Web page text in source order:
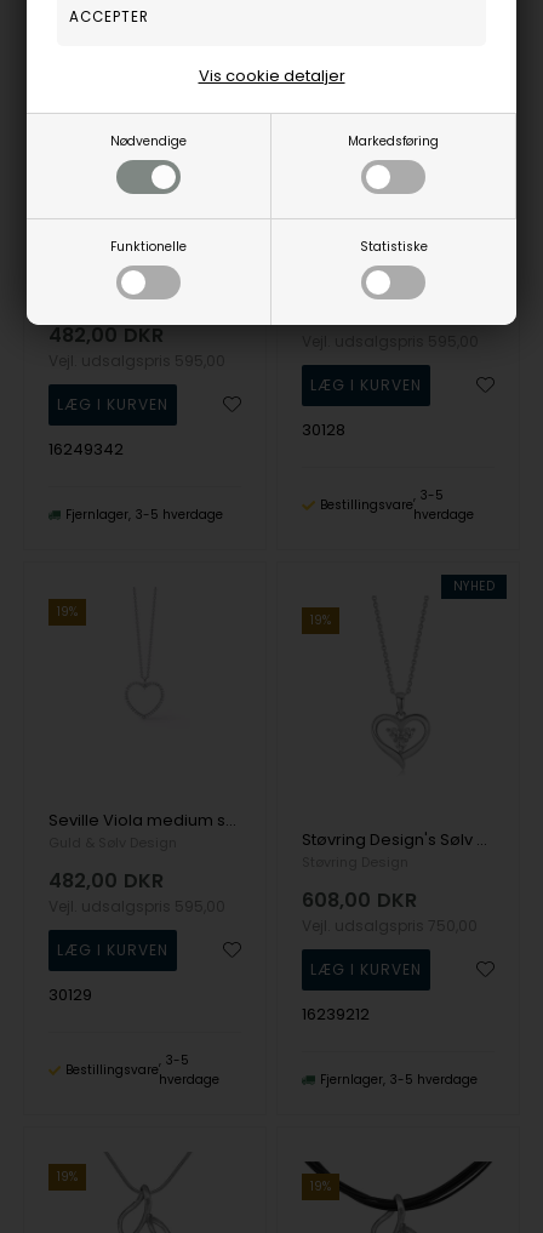
Nødvendige Markedsføring
Funktionelle Statistiske
Vis cookie detaljer
Støvring Design
482,00 DKR
16249342
Fjernlager 3-5 hverdage
Guld & Sølv Design
30128
Bestillingsvare
3-5
hverdage
19%
Seville Viola medium sølv hjerte vedhæng med zirkonia
482,00 DKR
30129
Bestillingsvare
3-5
hverdage
NYHED
19%
Støvring Design's Sølv halskæde
608,00 DKR
16239212
Fjernlager 3-5 hverdage
19%
19%